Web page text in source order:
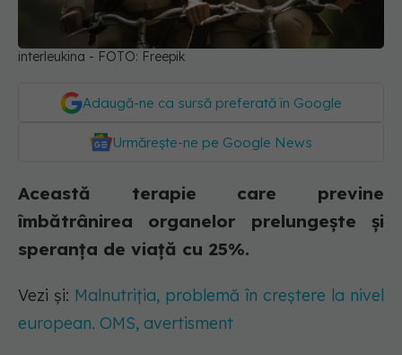
interleukina - FOTO: Freepik
Adaugă-ne ca sursă preferată în Google
Urmărește-ne pe Google News
Această terapie care previne
îmbătrânirea organelor prelungește și
speranța de viață cu 25%.
Vezi și: Malnutriția, problemă în creștere la nivel
european. OMS, avertisment